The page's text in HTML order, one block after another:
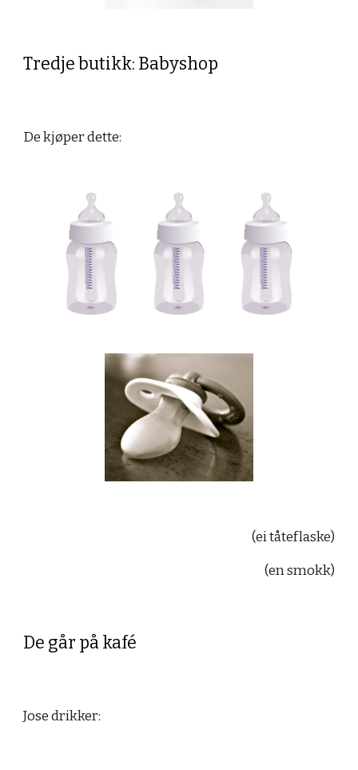
Tredje butikk: Babyshop
De kjøper dette:
(ei tåteflaske)
(en smokk)
De går på kafé
Jose drikker: